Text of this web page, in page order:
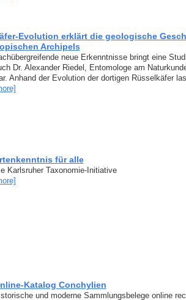
Evolution erklärt die geologische
Archipels
neue Erkenntnisse bringt eine
Dr. Alexander Riedel, Entomologe am
Anhand der Evolution der dortigen Rüsselkäfer
für alle
Karlsruher Taxonomie-Initiative
Katalog Conchylien
und moderne Sammlungsbelege online